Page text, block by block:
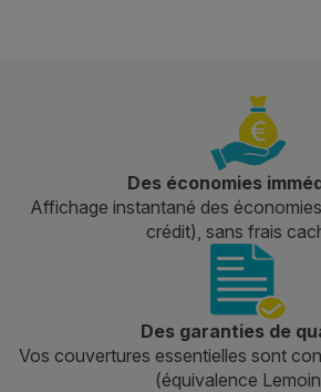
Des économies
Affichage instantané des
crédit), sans frais
Des garanties de
Vos couvertures essentielles sont
(équivalence